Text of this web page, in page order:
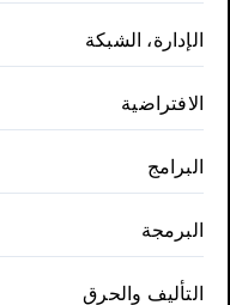
الإدارة، الشبكة
الافتراضية
البرامج
البرمجة
التأليف والحرق